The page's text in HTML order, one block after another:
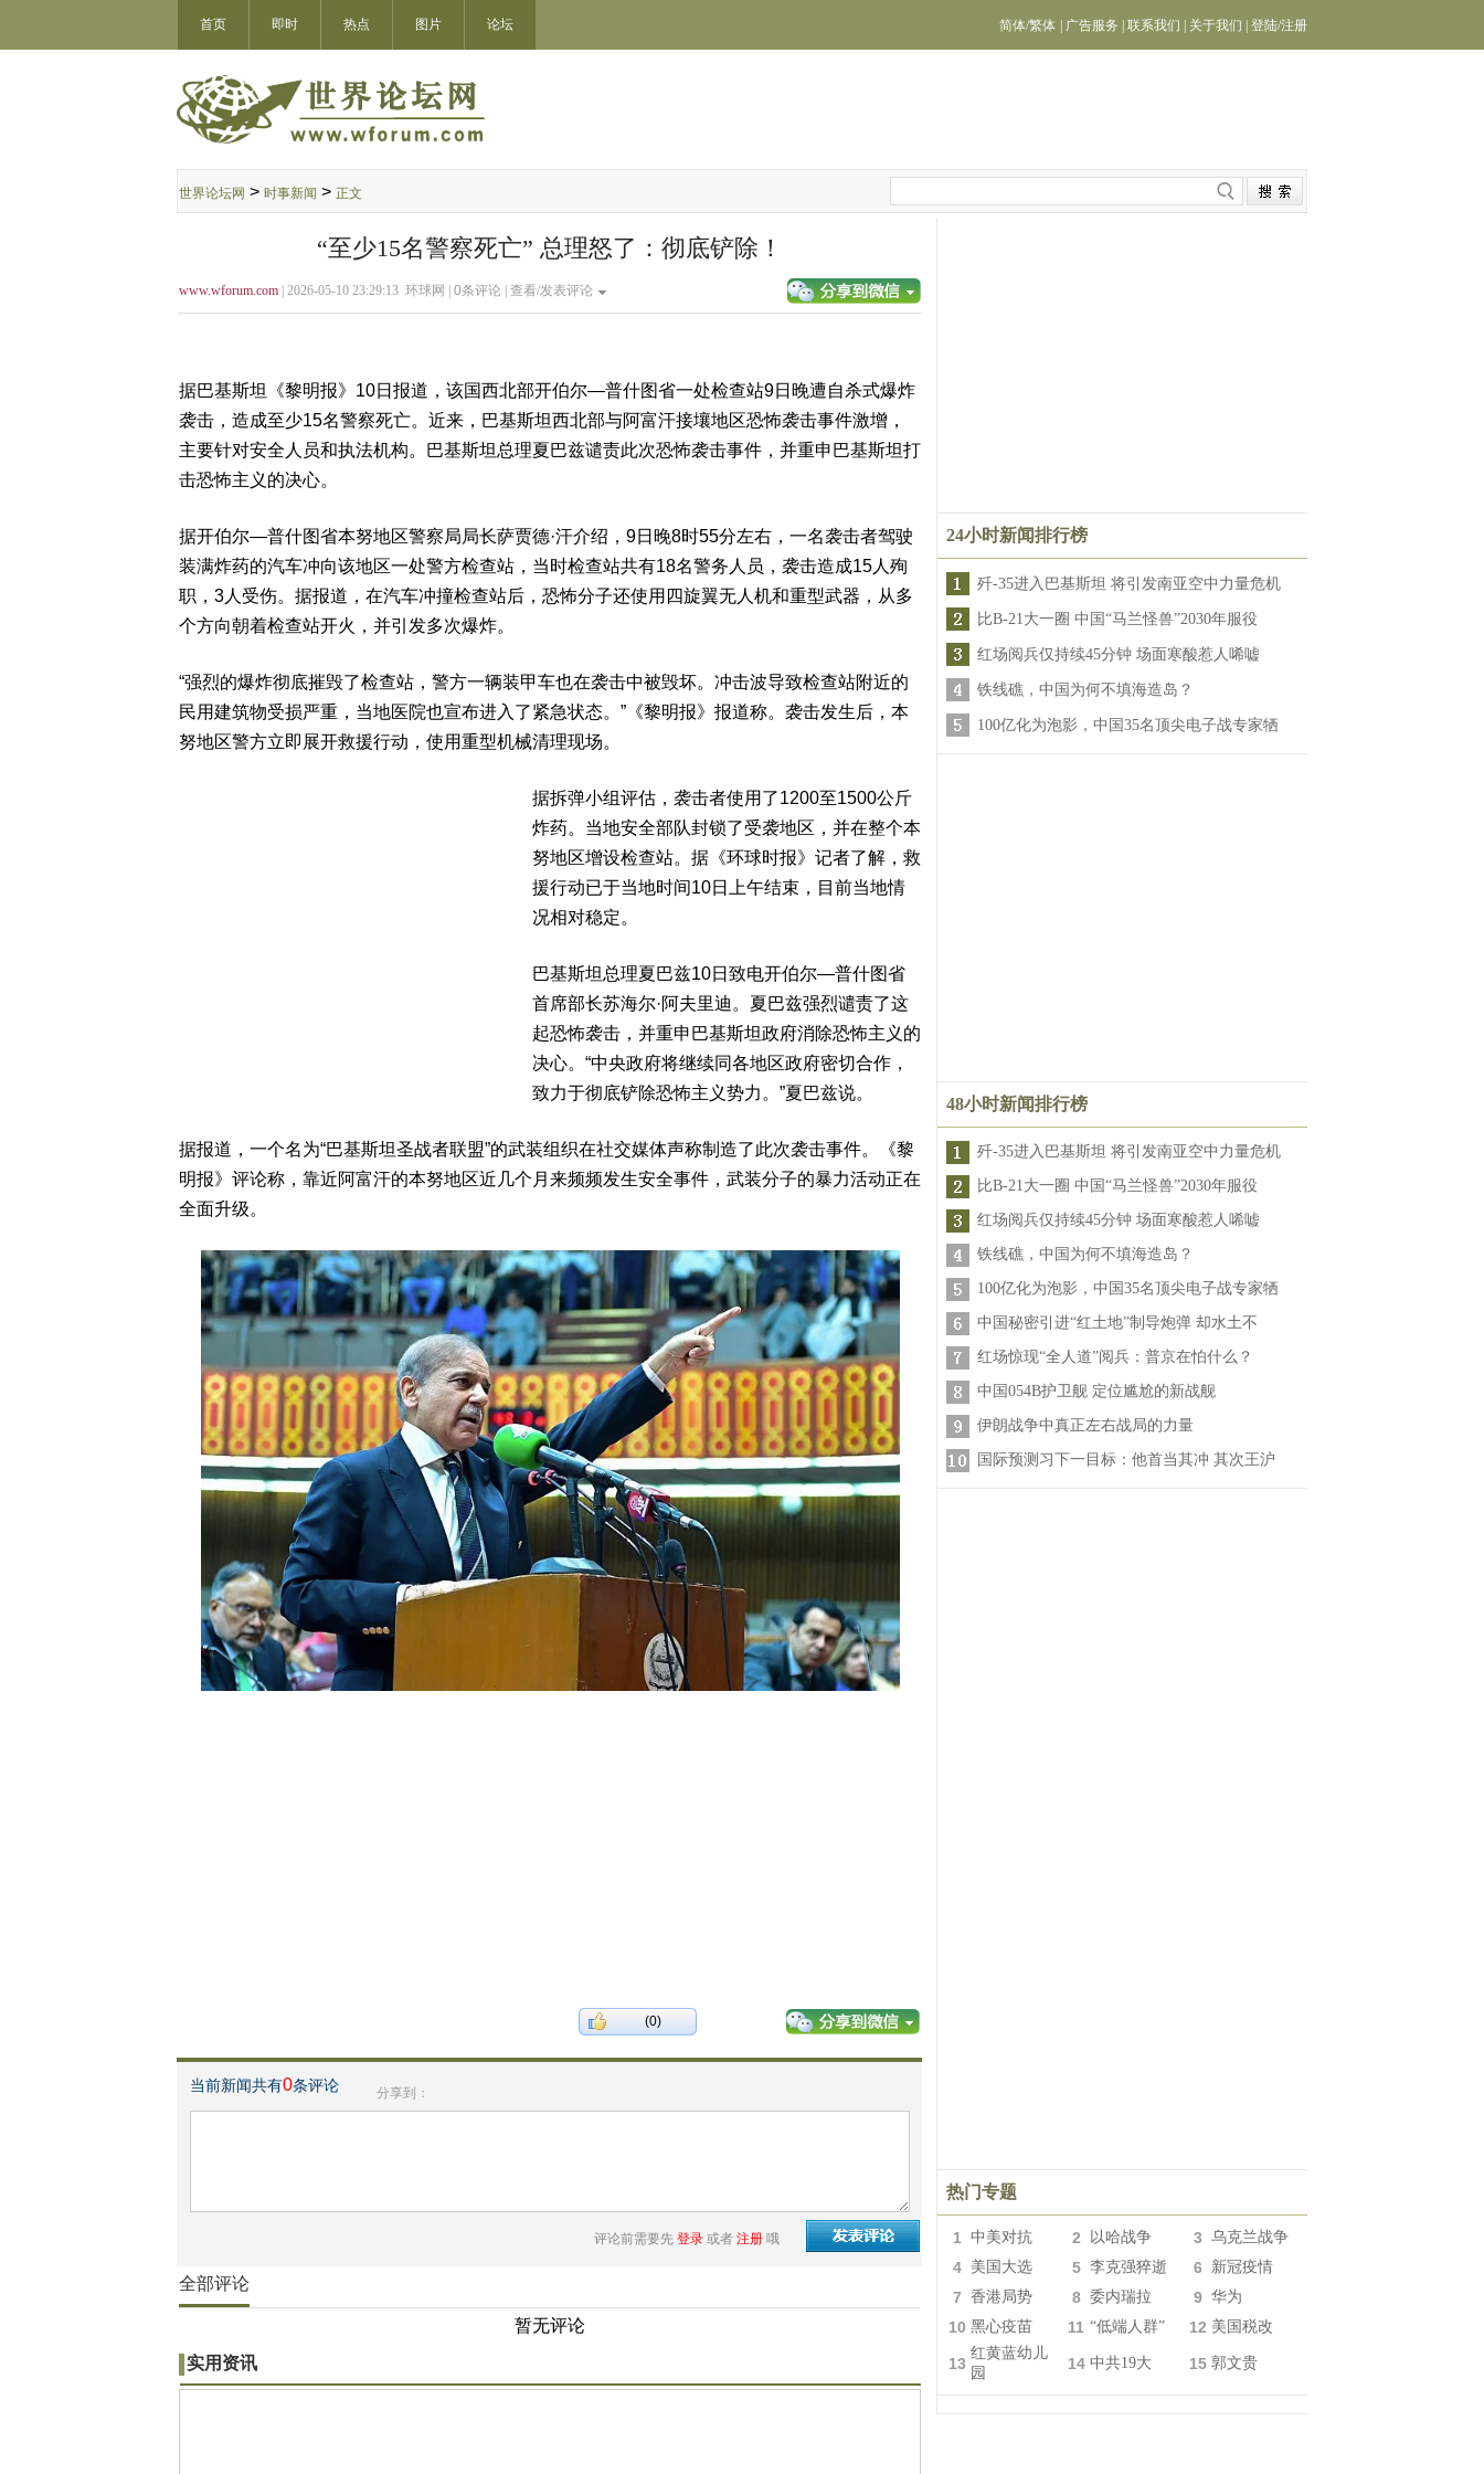
首页 即时 热点 图片 论坛 简体/繁体 广告服务 联系我们 关于我们 登陆/注册
世界论坛网 > 时事新闻 > 正文
“至少15名警察死亡” 总理怒了：彻底铲除！
www.wforum.com | 2026-05-10 23:29:13 环球网 | 0条评论 | 查看/发表评论
据巴基斯坦《黎明报》10日报道，该国西北部开伯尔—普什图省一处检查站9日晚遭自杀式爆炸
袭击，造成至少15名警察死亡。近来，巴基斯坦西北部与阿富汗接壤地区恐怖袭击事件激增，
主要针对安全人员和执法机构。巴基斯坦总理夏巴兹谴责此次恐怖袭击事件，并重申巴基斯坦打
击恐怖主义的决心。
据开伯尔—普什图省本努地区警察局局长萨贾德·汗介绍，9日晚8时55分左右，一名袭击者驾驶
装满炸药的汽车冲向该地区一处警方检查站，当时检查站共有18名警务人员，袭击造成15人殉
职，3人受伤。据报道，在汽车冲撞检查站后，恐怖分子还使用四旋翼无人机和重型武器，从多
个方向朝着检查站开火，并引发多次爆炸。
“强烈的爆炸彻底摧毁了检查站，警方一辆装甲车也在袭击中被毁坏。冲击波导致检查站附近的
民用建筑物受损严重，当地医院也宣布进入了紧急状态。”《黎明报》报道称。袭击发生后，本
努地区警方立即展开救援行动，使用重型机械清理现场。
据拆弹小组评估，袭击者使用了1200至1500公斤
炸药。当地安全部队封锁了受袭地区，并在整个本
努地区增设检查站。据《环球时报》记者了解，救
援行动已于当地时间10日上午结束，目前当地情
况相对稳定。
巴基斯坦总理夏巴兹10日致电开伯尔—普什图省
首席部长苏海尔·阿夫里迪。夏巴兹强烈谴责了这
起恐怖袭击，并重申巴基斯坦政府消除恐怖主义的
决心。“中央政府将继续同各地区政府密切合作，
致力于彻底铲除恐怖主义势力。”夏巴兹说。
据报道，一个名为“巴基斯坦圣战者联盟”的武装组织在社交媒体声称制造了此次袭击事件。《黎
明报》评论称，靠近阿富汗的本努地区近几个月来频频发生安全事件，武装分子的暴力活动正在
全面升级。
(0)
当前新闻共有0条评论 分享到：
评论前需要先 登录 或者 注册 哦
全部评论
暂无评论
实用资讯
24小时新闻排行榜
歼-35进入巴基斯坦 将引发南亚空中力量危机
比B-21大一圈 中国“马兰怪兽”2030年服役
红场阅兵仅持续45分钟 场面寒酸惹人唏嘘
铁线礁，中国为何不填海造岛？
100亿化为泡影，中国35名顶尖电子战专家牺
48小时新闻排行榜
歼-35进入巴基斯坦 将引发南亚空中力量危机
比B-21大一圈 中国“马兰怪兽”2030年服役
红场阅兵仅持续45分钟 场面寒酸惹人唏嘘
铁线礁，中国为何不填海造岛？
100亿化为泡影，中国35名顶尖电子战专家牺
中国秘密引进“红土地”制导炮弹 却水土不
红场惊现“全人道”阅兵：普京在怕什么？
中国054B护卫舰 定位尴尬的新战舰
伊朗战争中真正左右战局的力量
国际预测习下一目标：他首当其冲 其次王沪
热门专题
1 中美对抗 2 以哈战争 3 乌克兰战争
4 美国大选 5 李克强猝逝 6 新冠疫情
7 香港局势 8 委内瑞拉 9 华为
10 黑心疫苗 11 “低端人群” 12 美国税改
13
红黄蓝幼儿
园
14 中共19大 15 郭文贵